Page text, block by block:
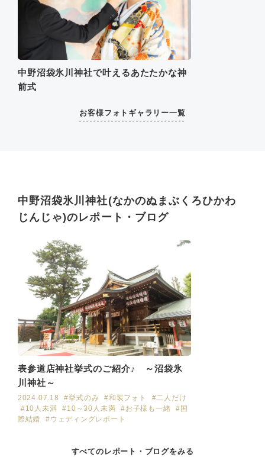
中野沼袋氷川神社で叶えるあたたかな神
前式
お客様フォトギャラリー一覧
中野沼袋氷川神社(なかのぬまぶくろひかわ
じんじゃ)のレポート・ブログ
すべてのレポート・ブログをみる
表参道店神社挙式のご紹介♪ ～沼袋氷
川神社～
2024.07.18 #挙式のみ #和装フォト
#二人だけ
#10人未満
#10～30人未満 #お子様も一緒
#国
際結婚
#ウェディングレポート